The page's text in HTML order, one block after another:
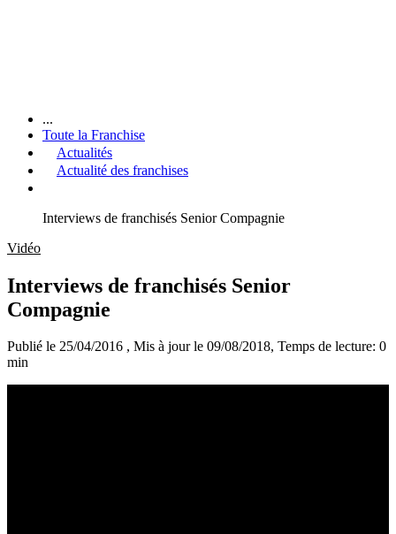
...
Toute la Franchise
Actualités
Actualité des franchises
Interviews de franchisés Senior Compagnie
Vidéo
Interviews de franchisés Senior
Compagnie
Publié le 25/04/2016 , Mis à jour le 09/08/2018, Temps de lecture: 0
min